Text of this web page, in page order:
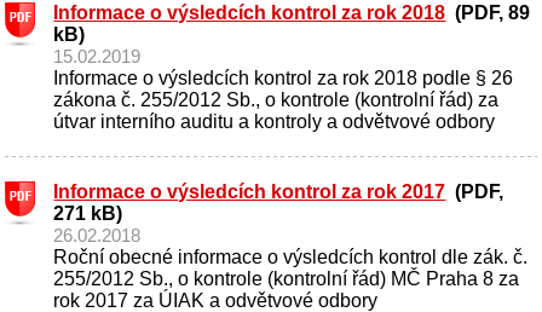
Informace o výsledcích kontrol za rok 2018 (PDF, 89
kB)
15.02.2019
Informace o výsledcích kontrol za rok 2018 podle § 26
zákona č. 255/2012 Sb., o kontrole (kontrolní řád) za
útvar interního auditu a kontroly a odvětvové odbory
Informace o výsledcích kontrol za rok 2017 (PDF,
271 kB)
26.02.2018
Roční obecné informace o výsledcích kontrol dle zák. č.
255/2012 Sb., o kontrole (kontrolní řád) MČ Praha 8 za
rok 2017 za ÚIAK a odvětvové odbory